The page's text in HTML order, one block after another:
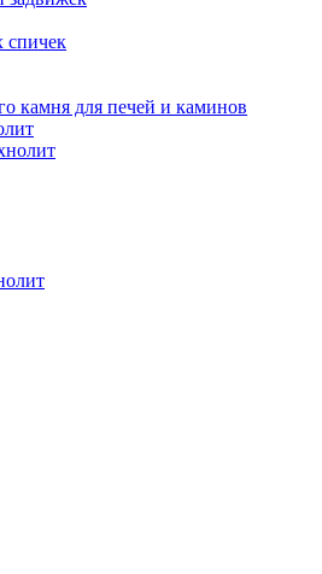
спичек
камня для печей и каминов